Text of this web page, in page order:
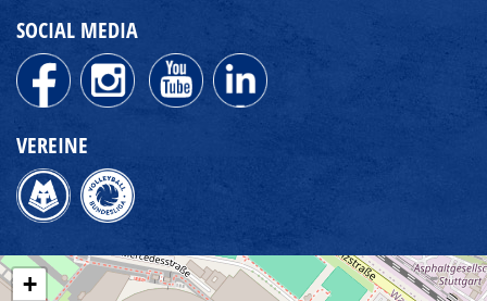
SOCIAL MEDIA
VEREINE
+